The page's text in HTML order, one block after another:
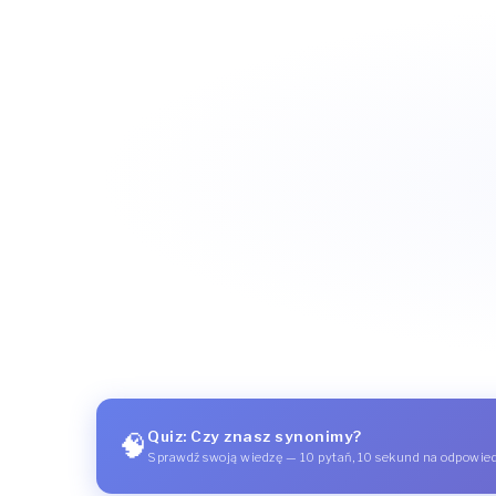
🧠 Quiz: Czy znasz synonimy?
Sprawdź swoją wiedzę — 10 pytań, 10 sekund na